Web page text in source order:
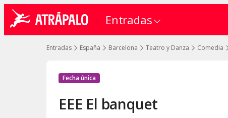
Entradas
Entradas España Barcelona Teatro y Danza Comedia
Fecha única
EEE El banquet